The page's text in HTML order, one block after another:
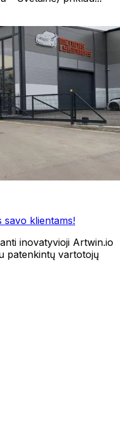
savo klientams!
inovatyvioji Artwin.io
patenkintų vartotojų